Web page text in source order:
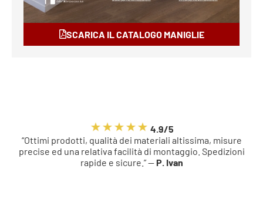
SCARICA IL CATALOGO MANIGLIE
4.9/5
“Ottimi prodotti, qualità dei materiali altissima, misure
precise ed una relativa facilità di montaggio. Spedizioni
rapide e sicure.” — P. Ivan